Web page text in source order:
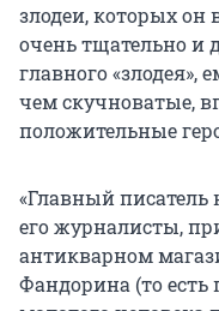
злодеи, которых
очень тщательно и
главного «злодея»,
чем скучноватые,
положительные
«Главный писатель
его журналисты,
антикварном
Фандорина (то есть